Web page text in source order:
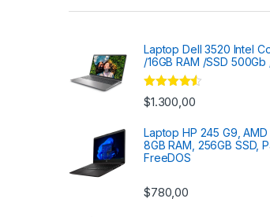
Laptop Dell 3520 Intel
/16GB RAM /SSD 500Gb
Valorado
con4.33
$1.300,00
Laptop HP 245 G9,
8GB RAM, 256GB SSD,
FreeDOS
$780,00